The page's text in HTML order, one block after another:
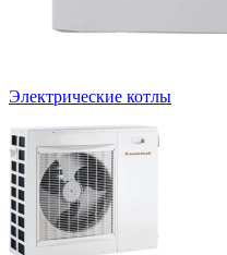
Электрические котлы